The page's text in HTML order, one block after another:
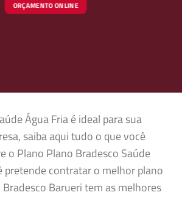
ORÇAMENTO ONLINE
Água Fria é ideal para sua
saiba aqui tudo o que você
o Plano Plano Bradesco Saúde
pretende contratar o melhor plano
Barueri tem as melhores